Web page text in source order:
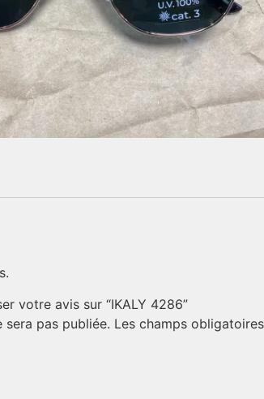
votre avis sur “IKALY 4286”
sera pas publiée. Les champs